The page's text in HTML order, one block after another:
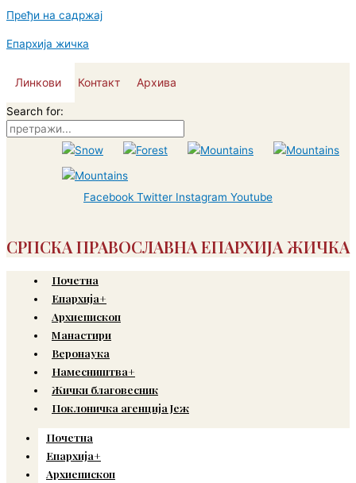
Пређи на садржај
Епархија жичка
Линкови Контакт Архива
Search for:
Facebook Twitter Instagram Youtube
СРПСКА ПРАВОСЛАВНА ЕПАРХИЈА ЖИЧКА
Почетна
Епархија+
Архиепископ
Манастири
Веронаука
Намесништва+
Жички благовесник
Поклоничка агенција Јеж
Почетна
Епархија+
Архиепископ